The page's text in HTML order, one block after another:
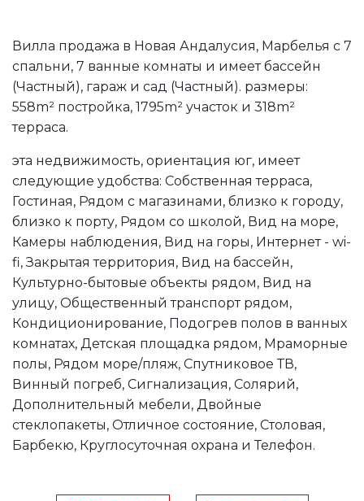
Вилла продажа в Новая Андалусия, Марбелья с 7
спальни, 7 ванные комнаты и имеет бассейн
(Частный), гараж и сад (Частный). размеры:
558m² постройка, 1795m² участок и 318m²
терраса.
эта недвижимость, ориентация юг, имеет
следующие удобства: Собственная терраса,
Гостиная, Рядом с магазинами, близко к городу,
близко к порту, Рядом со школой, Вид на море,
Камеры наблюдения, Вид на горы, Интернет - wi-
fi, Закрытая территория, Вид на бассейн,
Культурно-бытовые объекты рядом, Вид на
улицу, Общественный транспорт рядом,
Кондиционирование, Подогрев полов в ванных
комнатах, Детская площадка рядом, Мраморные
полы, Рядом море/пляж, Спутниковое ТВ,
Винный погреб, Сигнализация, Солярий,
Дополнительный мебели, Двойные
стеклопакеты, Отличное состояние, Столовая,
Барбекю, Круглосуточная охрана и Телефон.